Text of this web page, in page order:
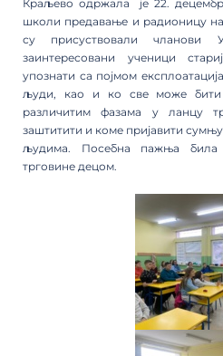
Краљево одржала је 22.
школи предавање и радионицу
су присуствовали чланови
заинтересовани ученици
упознати са појмом
људи, као и ко све може бити
различитим фазама у ланцу
заштитити и коме пријавити
људима. Посебна пажња била
трговине децом.